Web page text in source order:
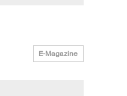
E-Magazine